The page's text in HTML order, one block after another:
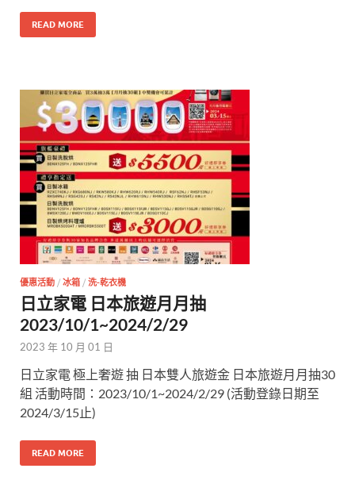
READ MORE
優惠活動 / 冰箱 / 洗-乾衣機
日立家電 日本旅遊月月抽
2023/10/1~2024/2/29
2023 年 10 月 01 日
日立家電 極上奢遊 抽 日本雙人旅遊金 日本旅遊月月抽30
組 活動時間：2023/10/1~2024/2/29 (活動登錄日期至
2024/3/15止)
READ MORE